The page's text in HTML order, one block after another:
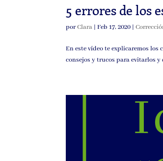
5 errores de los
porClara |Feb 17, 2020 |
En este vídeo te explicaremos los
consejos y trucos para evitarlos y